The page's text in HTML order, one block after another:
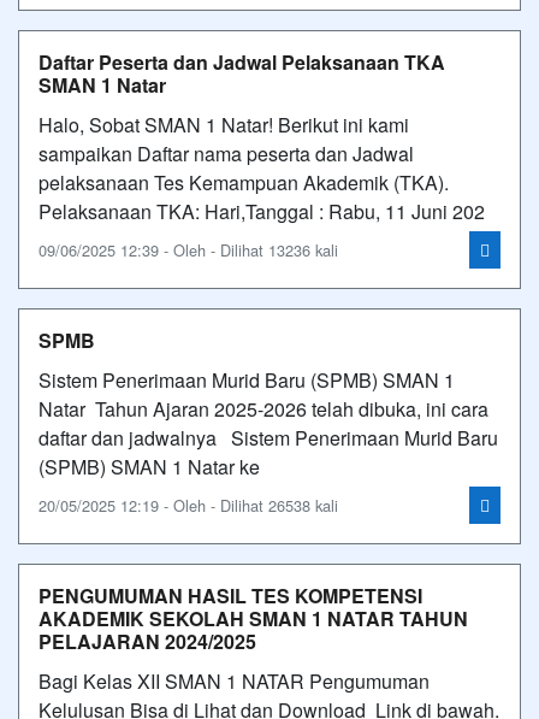
Daftar Peserta dan Jadwal Pelaksanaan TKA
SMAN 1 Natar
Halo, Sobat SMAN 1 Natar! Berikut ini kami
sampaikan Daftar nama peserta dan Jadwal
pelaksanaan Tes Kemampuan Akademik (TKA).
Pelaksanaan TKA: Hari,Tanggal : Rabu, 11 Juni 202
09/06/2025 12:39 - Oleh - Dilihat 13236 kali
SPMB
Sistem Penerimaan Murid Baru (SPMB) SMAN 1
Natar Tahun Ajaran 2025-2026 telah dibuka, ini cara
daftar dan jadwalnya Sistem Penerimaan Murid Baru
(SPMB) SMAN 1 Natar ke
20/05/2025 12:19 - Oleh - Dilihat 26538 kali
PENGUMUMAN HASIL TES KOMPETENSI
AKADEMIK SEKOLAH SMAN 1 NATAR TAHUN
PELAJARAN 2024/2025
Bagi Kelas XII SMAN 1 NATAR Pengumuman
Kelulusan Bisa di Lihat dan Download Link di bawah.